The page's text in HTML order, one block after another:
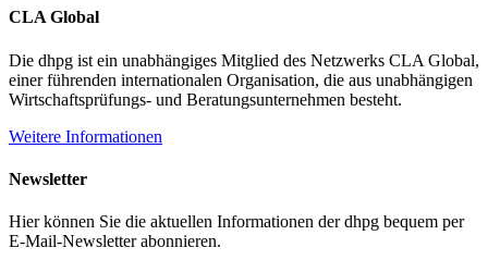
CLA Global
Die dhpg ist ein unabhängiges Mitglied des Netzwerks CLA Global,
einer führenden internationalen Organisation, die aus unabhängigen
Wirtschaftsprüfungs- und Beratungsunternehmen besteht.
Weitere Informationen
Newsletter
Hier können Sie die aktuellen Informationen der dhpg bequem per
E-Mail-Newsletter abonnieren.